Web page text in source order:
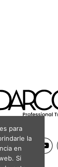
para
la
en
Si